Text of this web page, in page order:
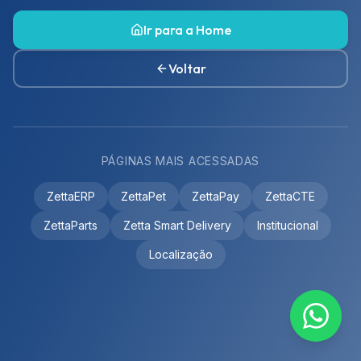
Ir para a Home
Voltar
PÁGINAS MAIS ACESSADAS
ZettaERP ZettaPet ZettaPay ZettaCTE
ZettaParts Zetta Smart Delivery Institucional
Localização